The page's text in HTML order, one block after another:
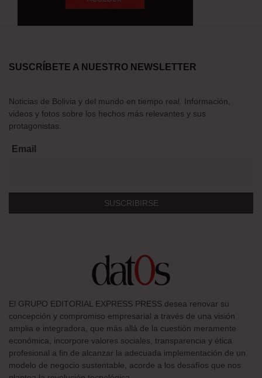
SUSCRÍBETE A NUESTRO NEWSLETTER
Noticias de Bolivia y del mundo en tiempo real. Información,
videos y fotos sobre los hechos más relevantes y sus
protagonistas.
Email
El GRUPO EDITORIAL EXPRESS PRESS desea renovar su
concepción y compromiso empresarial a través de una visión
amplia e integradora, que más allá de la cuestión meramente
económica, incorpore valores sociales, transparencia y ética
profesional a fin de alcanzar la adecuada implementación de un
modelo de negocio sustentable, acorde a los desafíos que nos